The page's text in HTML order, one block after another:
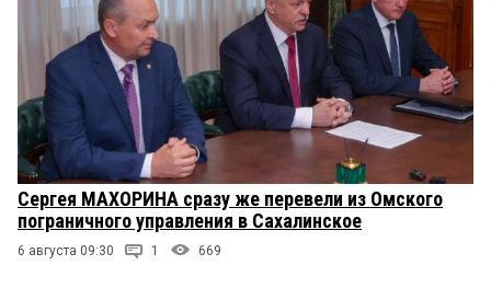
Сергея МАХОРИНА сразу же перевели из Омского
пограничного управления в Сахалинское
6 августа 09:30 1 669